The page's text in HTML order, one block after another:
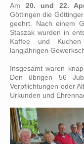
Am 20. und 22.
Göttingen die
geehrt. Nach einem
Staszak wurden in
Kaffee und
langjährigen
Insgesamt waren
Den übrigen 56
Verpflichtungen oder
Urkunden und